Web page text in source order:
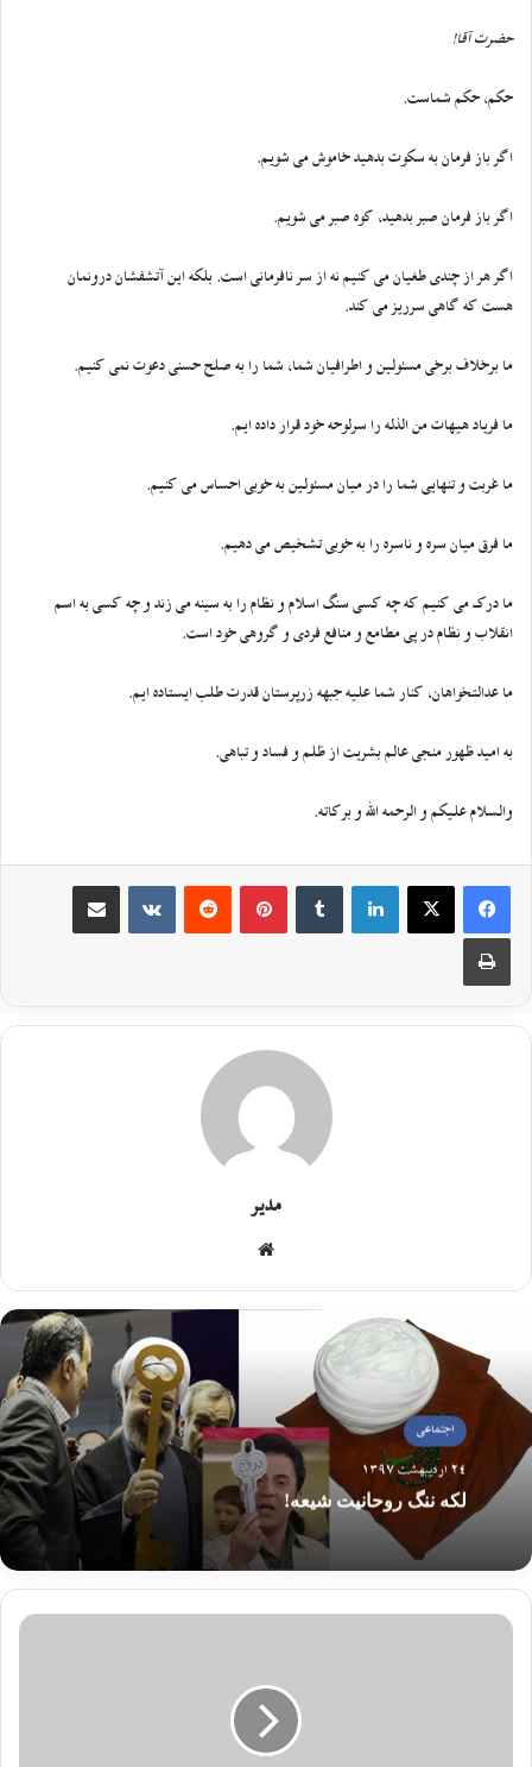
حضرت آقا!
حکم، حکم شماست.
اگر باز فرمان به سکوت بدهید خاموش می شویم.
اگر باز فرمان صبر بدهید، کوه صبر می شویم.
اگر هر از چندی طغیان می کنیم نه از سر نافرمانی است. بلکه این آتشفشان درونمان
هست که گاهی سرریز می کند.
ما برخلاف برخی مسئولین و اطرافیان شما، شما را به صلح حسنی دعوت نمی کنیم.
ما فریاد هیهات من الذله را سرلوحه خود قرار داده ایم.
ما غربت و تنهایی شما را در میان مسئولین به خوبی احساس می کنیم.
ما فرق میان سره و ناسره را به خوبی تشخیص می دهیم.
ما درک می کنیم که چه کسی سنگ اسلام و نظام را به سینه می زند و چه کسی به اسم
انقلاب و نظام در پی مطامع و منافع فردی و گروهی خود است.
ما عدالتخواهان، کنار شما علیه جبهه زرپرستان قدرت طلب ایستاده ایم.
به امید ظهور منجی عالم بشریت از ظلم و فساد و تباهی.
والسلام علیکم و الرحمه الله و برکاته.
مدیر
اجتماعی
24 اردیبهشت 1397
لکه ننگ روحانیت شیعه!